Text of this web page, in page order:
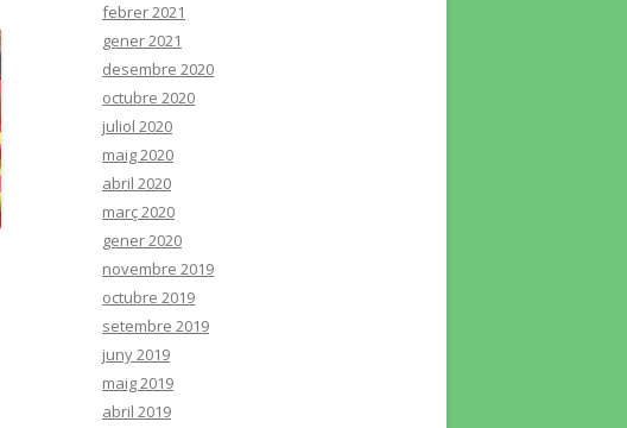
febrer 2021
gener 2021
desembre 2020
octubre 2020
juliol 2020
maig 2020
abril 2020
març 2020
gener 2020
novembre 2019
octubre 2019
setembre 2019
juny 2019
maig 2019
abril 2019